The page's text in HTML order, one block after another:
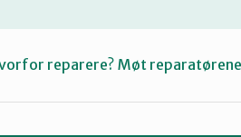
reparere? Møt reparatørene